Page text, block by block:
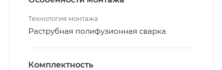
Технология монтажа
Раструбная полифузионная сварка
Комплектность